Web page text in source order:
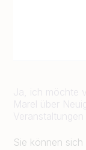
Ja, ich möchte
Marel über
Veranstaltungen
Sie können sich